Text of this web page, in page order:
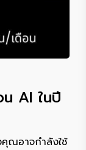
น AI ในปี
ณอาจกำลังใช้